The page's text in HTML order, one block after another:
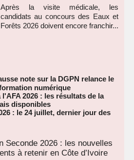
Après la visite médicale, les
candidats au concours des Eaux et
Forêts 2026 doivent encore franchir...
note sur la DGPN relance le
numérique
2026 : les résultats de la
disponibles
: le 24 juillet, dernier jour des
Seconde 2026 : les nouvelles
à retenir en Côte d’Ivoire